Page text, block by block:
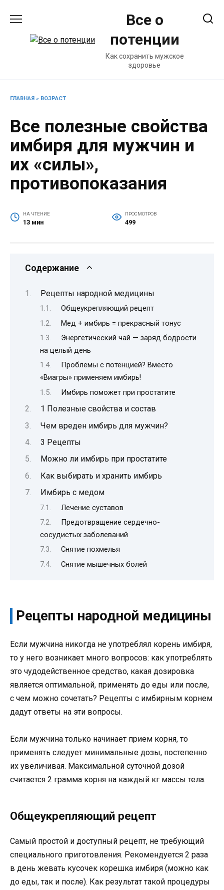
Все о
потенции
Как сохранить мужское
здоровье
ГЛАВНАЯ » ВОЗРАСТ
Все полезные свойства
имбиря для мужчин и
их «силы»,
противопоказания
НА ЧТЕНИЕ
13 мин
ПРОСМОТРОВ
499
Содержание
Рецепты народной медицины
Общеукрепляющий рецепт
Мед + имбирь = прекрасный тонус
Энергетический чай — заряд бодрости
на целый день
Проблемы с потенцией? Вместо
«Виагры» применяем имбирь!
Имбирь поможет при простатите
1 Полезные свойства и состав
Чем вреден имбирь для мужчин?
3 Рецепты
Можно ли имбирь при простатите
Как выбирать и хранить имбирь
Имбирь с медом
Лечение суставов
Предотвращение сердечно-
сосудистых заболеваний
Снятие похмелья
Снятие мышечных болей
Рецепты народной медицины
Если мужчина никогда не употреблял корень имбиря,
то у него возникает много вопросов: как употреблять
это чудодейственное средство, какая дозировка
является оптимальной, применять до еды или после,
с чем можно сочетать? Рецепты с имбирным корнем
дадут ответы на эти вопросы.
Если мужчина только начинает прием корня, то
применять следует минимальные дозы, постепенно
их увеличивая. Максимальной суточной дозой
считается 2 грамма корня на каждый кг массы тела.
Общеукрепляющий рецепт
Самый простой и доступный рецепт, не требующий
специального приготовления. Рекомендуется 2 раза
в день жевать кусочек корешка имбиря (можно как
до еды, так и после). Как результат такой процедуры